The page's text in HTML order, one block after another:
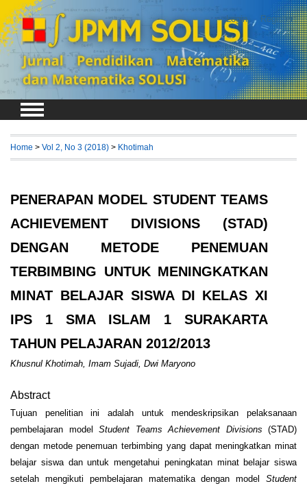
Login Register
Home > Vol 2, No 3 (2018) > Khotimah
PENERAPAN MODEL STUDENT TEAMS
ACHIEVEMENT DIVISIONS (STAD)
DENGAN METODE PENEMUAN
TERBIMBING UNTUK MENINGKATKAN
MINAT BELAJAR SISWA DI KELAS XI
IPS 1 SMA ISLAM 1 SURAKARTA
TAHUN PELAJARAN 2012/2013
Khusnul Khotimah, Imam Sujadi, Dwi Maryono
Abstract
Tujuan penelitian ini adalah untuk mendeskripsikan pelaksanaan
pembelajaran model Student Teams Achievement Divisions (STAD)
dengan metode penemuan terbimbing yang dapat meningkatkan minat
belajar siswa dan untuk mengetahui peningkatan minat belajar siswa
setelah mengikuti pembelajaran matematika dengan model Student